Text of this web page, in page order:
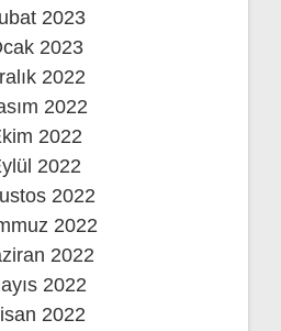
2023
2023
2022
2022
2022
2022
2022
2022
2022
2022
2022